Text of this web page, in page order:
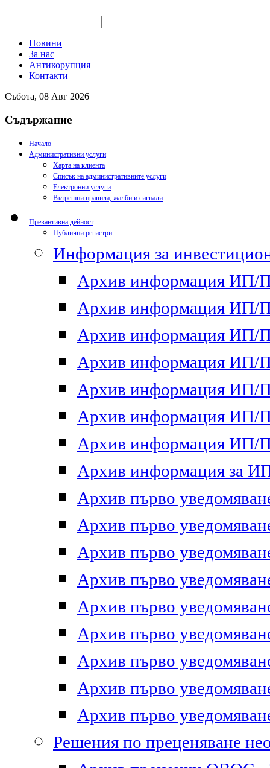
Новини
За нас
Антикорупция
Контакти
Събота, 08 Авг 2026
Съдържание
Начало
Административни услуги
Харта на клиента
Списък на административните услуги
Електронни услуги
Вътрешни правила, жалби и сигнали
Превантивна дейност
Публични регистри
Информация за
Архив информация ИП/
Архив информация ИП/
Архив информация ИП/
Архив информация ИП/
Архив информация ИП/
Архив информация ИП/
Архив информация ИП/
Архив информация за
Архив първо
Архив първо
Архив първо
Архив първо
Архив първо
Архив първо
Архив първо
Архив първо
Архив първо
Решения по преценяване